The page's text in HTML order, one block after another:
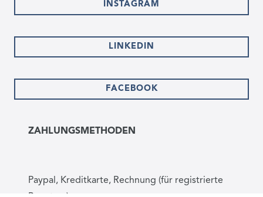
INSTAGRAM
LINKEDIN
FACEBOOK
ZAHLUNGSMETHODEN
Paypal, Kreditkarte, Rechnung (für registrierte